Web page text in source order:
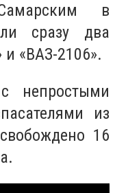
в
сразу два
и «ВАЗ-2106».
непростыми
из
16